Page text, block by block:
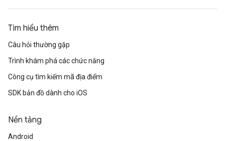
Tìm hiểu thêm
Câu hỏi thường gặp
Trình khám phá các chức năng
Công cụ tìm kiếm mã địa điểm
SDK bản đồ dành cho iOS
Nền tảng
Android